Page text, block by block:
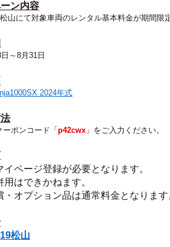
ン内容
山にて対象車両のレンタル基本料金が期間限
～8月31日
2024年式
ポンコード「 p42cwx 」をご入力ください。
イページ登録が必要となります。
用はできかねます。
・オプション品は通常料金となります
松山